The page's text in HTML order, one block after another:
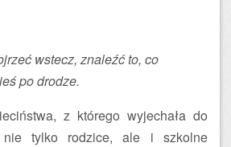
wstecz, znaleźć to, co
po drodze.
z którego wyjechała do
nie tylko rodzice, ale i szkolne